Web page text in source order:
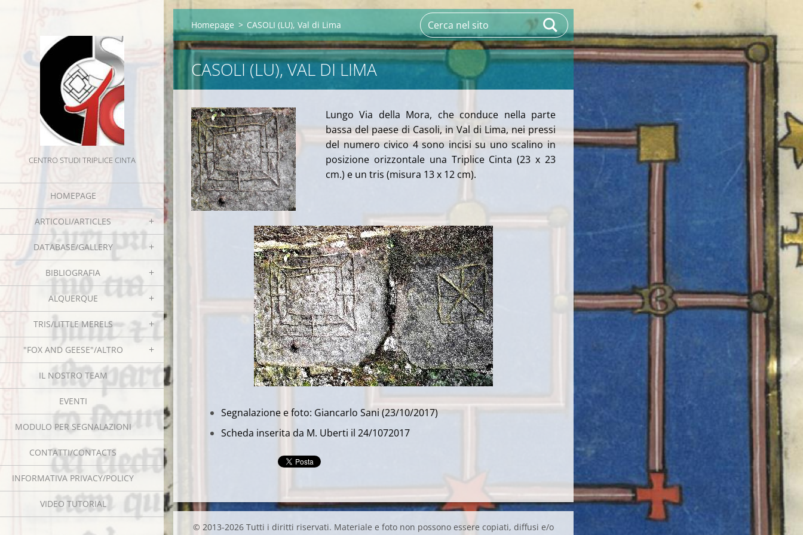
CENTRO STUDI TRIPLICE CINTA
HOMEPAGE
ARTICOLI/ARTICLES
DATABASE/GALLERY
BIBLIOGRAFIA
ALQUERQUE
TRIS/LITTLE MERELS
"FOX AND GEESE"/ALTRO
IL NOSTRO TEAM
EVENTI
MODULO PER SEGNALAZIONI
CONTATTI/CONTACTS
INFORMATIVA PRIVACY/POLICY
VIDEO TUTORIAL
Homepage > CASOLI (LU), Val di Lima
CASOLI (LU), VAL DI LIMA
Lungo Via della Mora, che conduce nella parte
bassa del paese di Casoli, in Val di Lima, nei pressi
del numero civico 4 sono incisi su uno scalino in
posizione orizzontale una Triplice Cinta (23 x 23
cm.) e un tris (misura 13 x 12 cm).
Segnalazione e foto: Giancarlo Sani (23/10/2017)
Scheda inserita da M. Uberti il 24/1072017
© 2013-2026 Tutti i diritti riservati. Materiale e foto non possono essere copiati, diffusi e/o